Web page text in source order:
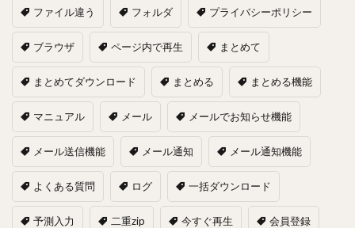
ファイル違う フォルダ プライバシーポリシー
ブラウザ ページ内で再生 まとめて
まとめてダウンロード まとめる まとめる機能
マニュアル メール メールでお知らせ機能
メール送信機能 メール通知 メール通知機能
よくある質問 ログ 一括ダウンロード
予測入力 二重zip 今すぐ再生 会員登録